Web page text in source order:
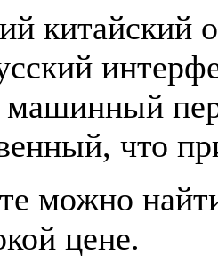
китайский
машинный
что
можно
цене.